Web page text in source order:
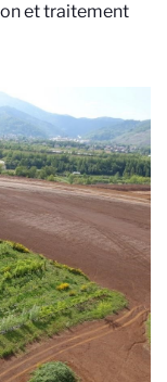
et traitement